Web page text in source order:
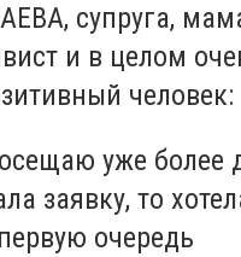
супруга,
и в целом
человек:
уже более
заявку, то
очередь